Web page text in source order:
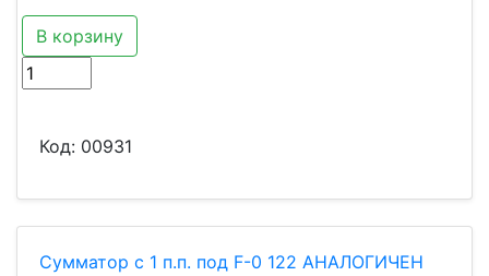
В корзину
Код: 00931
Сумматор с 1 п.п. под F-0 122 АНАЛОГИЧЕН